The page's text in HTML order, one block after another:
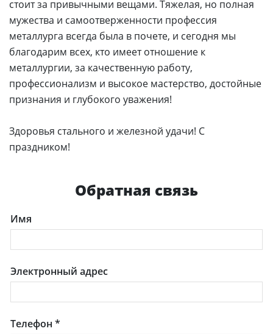
стоит за привычными вещами. Тяжелая, но полная
мужества и самоотверженности профессия
металлурга всегда была в почете, и сегодня мы
благодарим всех, кто имеет отношение к
металлургии, за качественную работу,
профессионализм и высокое мастерство, достойные
признания и глубокого уважения!
Здоровья стального и железной удачи! С
праздником!
Обратная связь
Имя
Электронный адрес
Телефон*